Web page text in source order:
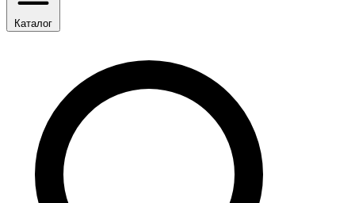
Каталог